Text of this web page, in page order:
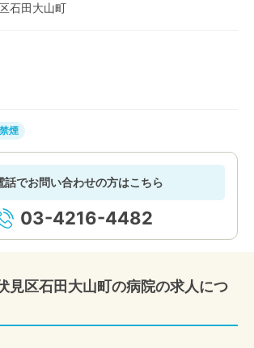
石田大山町
煙
話でお問い合わせの方はこちら
03-4216-4482
見区石田大山町の病院の求人につ